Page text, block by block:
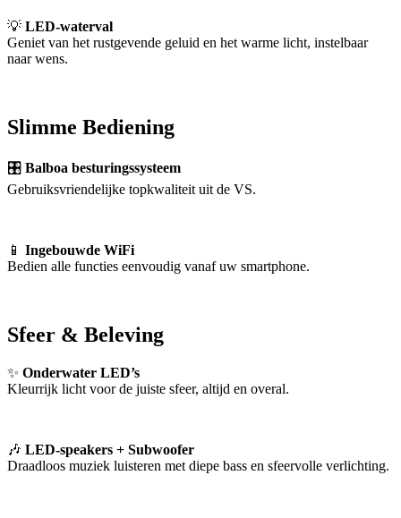
💡 LED-waterval
Geniet van het rustgevende geluid en het warme licht, instelbaar
naar wens.
Slimme Bediening
🎛 Balboa besturingssysteem
Gebruiksvriendelijke topkwaliteit uit de VS.
📱 Ingebouwde WiFi
Bedien alle functies eenvoudig vanaf uw smartphone.
Sfeer & Beleving
✨ Onderwater LED’s
Kleurrijk licht voor de juiste sfeer, altijd en overal.
🎶 LED-speakers + Subwoofer
Draadloos muziek luisteren met diepe bass en sfeervolle verlichting.